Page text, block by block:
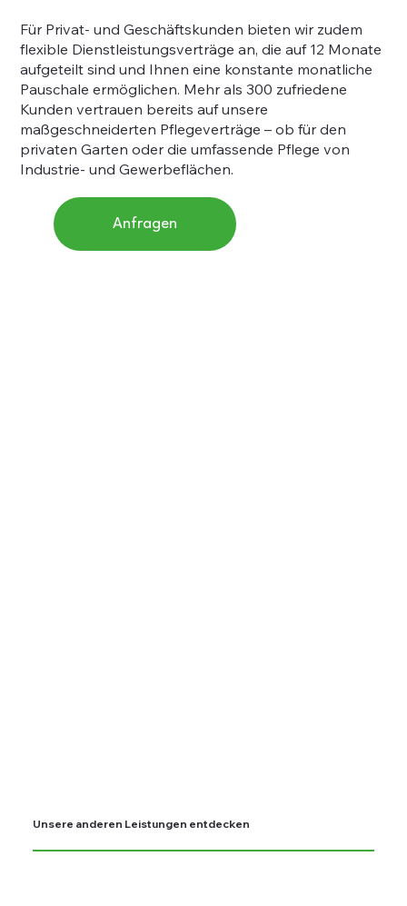
Für Privat- und Geschäftskunden bieten wir zudem
flexible Dienstleistungsverträge an, die auf 12 Monate
aufgeteilt sind und Ihnen eine konstante monatliche
Pauschale ermöglichen. Mehr als 300 zufriedene
Kunden vertrauen bereits auf unsere
maßgeschneiderten Pflegeverträge – ob für den
privaten Garten oder die umfassende Pflege von
Industrie- und Gewerbeflächen.
Anfragen
Unsere anderen Leistungen entdecken